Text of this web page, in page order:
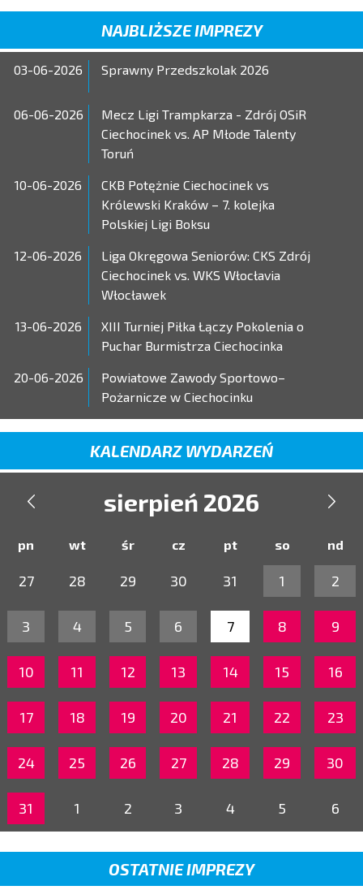
NAJBLIŻSZE IMPREZY
03-06-2026 Sprawny Przedszkolak 2026
06-06-2026
Mecz Ligi Trampkarza - Zdrój OSiR
Ciechocinek vs. AP Młode Talenty
Toruń
10-06-2026
CKB Potężnie Ciechocinek vs
Królewski Kraków – 7. kolejka
Polskiej Ligi Boksu
12-06-2026
Liga Okręgowa Seniorów: CKS Zdrój
Ciechocinek vs. WKS Włocłavia
Włocławek
13-06-2026
XIII Turniej Piłka Łączy Pokolenia o
Puchar Burmistrza Ciechocinka
20-06-2026
Powiatowe Zawody Sportowo–
Pożarnicze w Ciechocinku
KALENDARZ WYDARZEŃ
 sierpień 2026 
pn wt śr cz pt so nd
27 28 29 30 31 1 2
3 4 5 6 7 8 9
10 11 12 13 14 15 16
17 18 19 20 21 22 23
24 25 26 27 28 29 30
31 1 2 3 4 5 6
OSTATNIE IMPREZY